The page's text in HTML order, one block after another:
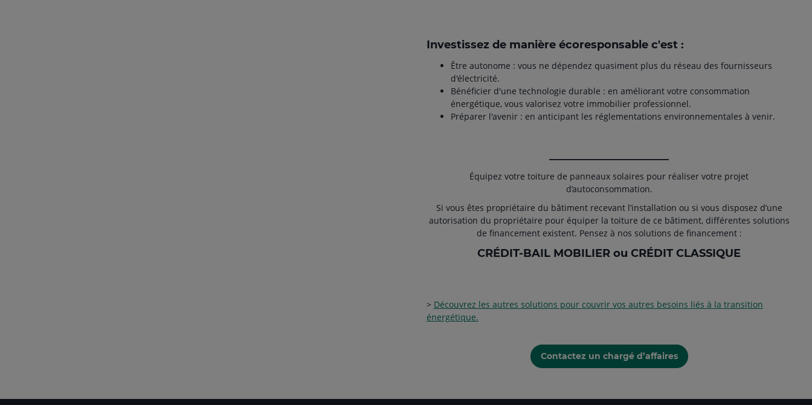
Investissez de manière écoresponsable c'est :
Être autonome : vous ne dépendez quasiment plus du réseau des fournisseurs
d'électricité.
Bénéficier d'une technologie durable : en améliorant votre consommation
énergétique, vous valorisez votre immobilier professionnel.
Préparer l'avenir : en anticipant les réglementations environnementales à venir.
Équipez votre toiture de panneaux solaires pour réaliser votre projet
d’autoconsommation.
Si vous êtes propriétaire du bâtiment recevant l’installation ou si vous disposez d’une
autorisation du propriétaire pour équiper la toiture de ce bâtiment, différentes solutions
de financement existent. Pensez à nos solutions de financement :
CRÉDIT-BAIL MOBILIER ou CRÉDIT CLASSIQUE
> Découvrez les autres solutions pour couvrir vos autres besoins liés à la transition
énergétique.
Contactez un chargé d’affaires